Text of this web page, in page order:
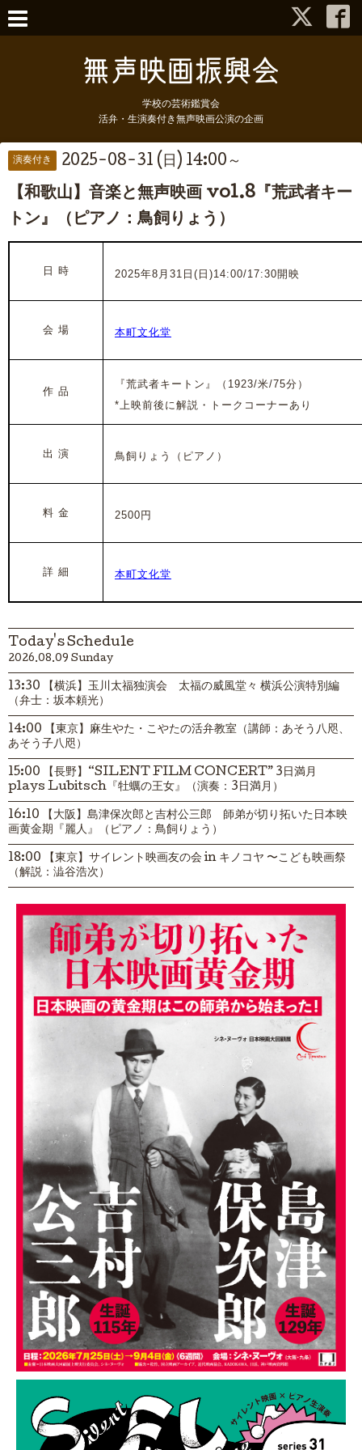
学校の芸術鑑賞会
活弁・生演奏付き無声映画公演の企画
演奏付き 2025-08-31 (日) 14:00～
【和歌山】音楽と無声映画 vol.8『荒武者キー
トン』（ピアノ：鳥飼りょう）
日 時 2025年8月31日(日)14:00/17:30開映
会 場 本町文化堂
作 品
『荒武者キートン』
（1923/米/75分）
*上映前後に解説・トークコーナーあり
出 演 鳥飼りょう（ピアノ）
料 金 2500円
詳 細 本町文化堂
Today's Schedule
2026.08.09 Sunday
13:30 【横浜】玉川太福独演会 太福の威風堂々 横浜公演特別編
（弁士：坂本頼光）
14:00 【東京】麻生やた・こやたの活弁教室（講師：あそう八咫、
あそう子八咫）
15:00 【長野】“SILENT FILM CONCERT” 3日満月
plays Lubitsch『牡蠣の王女』（演奏：3日満月）
16:10 【大阪】島津保次郎と吉村公三郎 師弟が切り拓いた日本映
画黄金期『麗人』（ピアノ：鳥飼りょう）
18:00 【東京】サイレント映画友の会 in キノコヤ 〜こども映画祭
（解説：澁谷浩次）